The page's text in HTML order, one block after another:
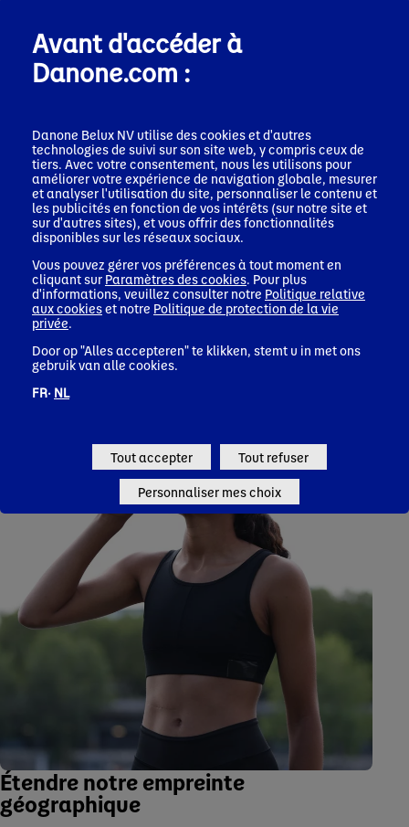
modèles économiques
Nous allons élargir certains de nos modèles économiques afin
de répondre aux tendances et capitaliser sur les domaines de
croissance. Par exemple, pour les patients, nous développons
notre offre de Nutrition Médicale dans les soins post-
hospitalisation et les soins à domicile. Nous accélérons
nos produits d’origine végétale et nos eaux.
Étendre notre empreinte
géographique
Avant d'accéder à
Danone.com :
Danone Belux NV utilise des cookies et d'autres
technologies de suivi sur son site web, y compris ceux de
tiers. Avec votre consentement, nous les utilisons pour
améliorer votre expérience de navigation globale, mesurer
et analyser l'utilisation du site, personnaliser le contenu et
les publicités en fonction de vos intérêts (sur notre site et
sur d'autres sites), et vous offrir des fonctionnalités
disponibles sur les réseaux sociaux.
Vous pouvez gérer vos préférences à tout moment en
cliquant sur Paramètres des cookies. Pour plus
d'informations, veuillez consulter notre Politique relative
aux cookieset notre Politique de protection de la vie
privée.
Door op "Alles accepteren" te klikken, stemt u in met ons
gebruik van alle cookies.
FR· NL
Tout accepter Tout refuser
Personnaliser mes choix